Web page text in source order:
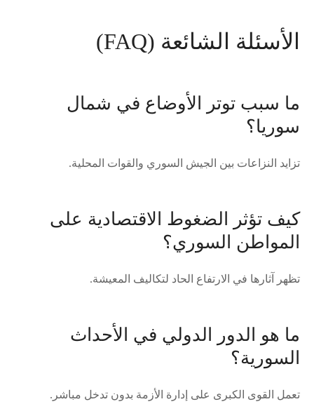
الأسئلة الشائعة (FAQ)
ما سبب توتر الأوضاع في شمال
سوريا؟
تزايد النزاعات بين الجيش السوري والقوات المحلية.
كيف تؤثر الضغوط الاقتصادية على
المواطن السوري؟
تظهر آثارها في الارتفاع الحاد لتكاليف المعيشة.
ما هو الدور الدولي في الأحداث
السورية؟
تعمل القوى الكبرى على إدارة الأزمة بدون تدخل مباشر.